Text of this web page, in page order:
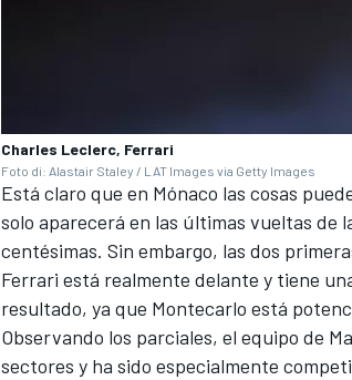
Charles Leclerc, Ferrari
Foto di: Alastair Staley / LAT Images via Getty Images
Está claro que en Mónaco las cosas
solo aparecerá en las últimas vueltas de
centésimas. Sin embargo, las dos
Ferrari está realmente delante y tiene
resultado, ya que Montecarlo está
Observando los parciales, el equipo de
sectores y ha sido especialmente